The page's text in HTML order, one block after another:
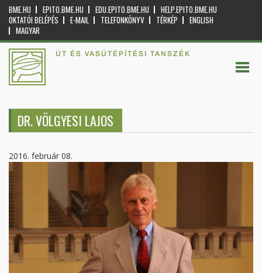
BME.HU EPITO.BME.HU EDU.EPITO.BME.HU
HELP.EPITO.BME.HU
OKTATÓI BELÉPÉS
E-MAIL TELEFONKÖNYV TÉRKÉP
ENGLISH
MAGYAR
ÚT ÉS VASÚTÉPÍTÉSI TANSZÉK
DR. VÖLGYESI LAJOS
2016. február 08.